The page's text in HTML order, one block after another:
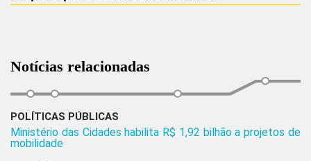
Notícias relacionadas
POLÍTICAS PÚBLICAS
Ministério das Cidades habilita R$ 1,92 bilhão a projetos de
mobilidade